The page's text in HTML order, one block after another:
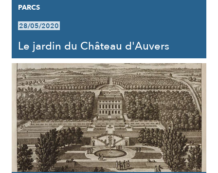
PARCS
28/05/2020
Le jardin du Château d'Auvers